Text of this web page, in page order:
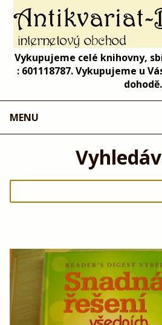
Vykupujeme celé knihovny,
: 601118787. Vykupujeme u
dohodě.
MENU